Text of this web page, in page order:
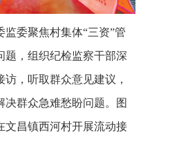
监委聚焦村集体“三资”管
题，组织纪检监察干部深
，听取群众意见建议，
决群众急难愁盼问题。图
文昌镇西河村开展流动接